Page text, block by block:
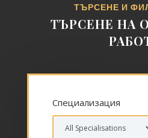
ТЪРСЕНЕ И
ТЪРСЕНЕ НА
Специализация